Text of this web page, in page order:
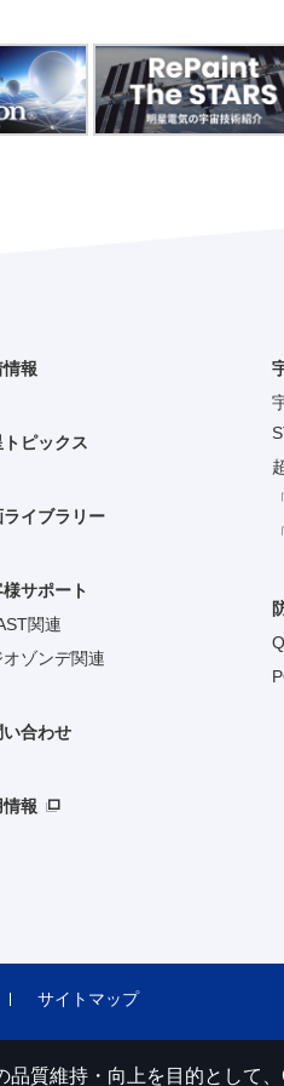
情報
トピックス
ライブラリー
様サポート
関連
オゾンデ関連
い合わせ
報
サイトマップ
質維持・向上を目的として